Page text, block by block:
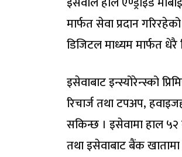
मार्फत सेवा प्रदान
डिजिटल माध्यम मार्फत
इसेवाबाट इन्स्योरेन्स्को
रिचार्ज तथा टपअप,
सकिन्छ । इसेवामा हाल
तथा इसेवाबाट बैंक